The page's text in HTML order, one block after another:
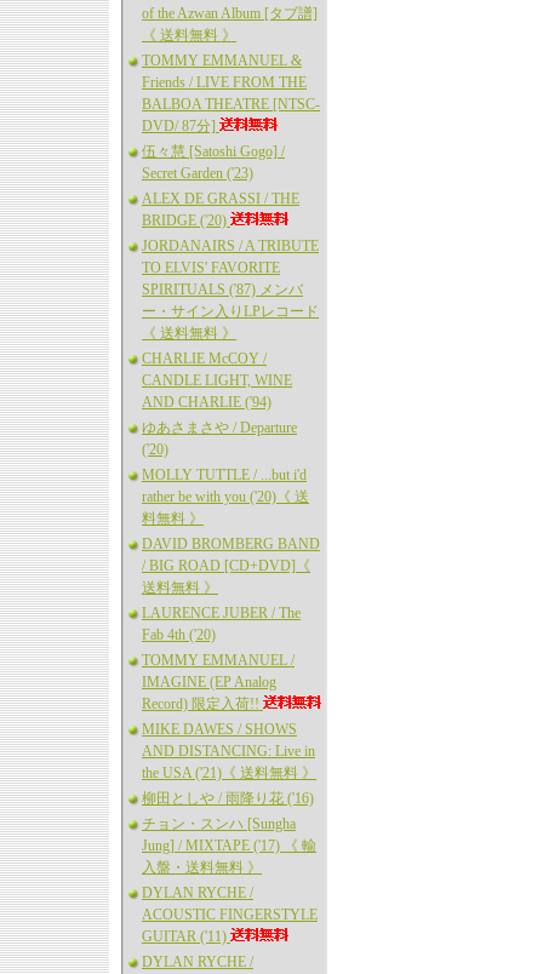
of the Azwan Album [タブ譜]
《 送料無料 》
TOMMY EMMANUEL &
Friends / LIVE FROM THE
BALBOA THEATRE [NTSC-
DVD/ 87分]
伍々慧 [Satoshi Gogo] /
Secret Garden ('23)
ALEX DE GRASSI / THE
BRIDGE ('20)
JORDANAIRS / A TRIBUTE
TO ELVIS' FAVORITE
SPIRITUALS ('87) メンバ
ー・サイン入りLPレコード
《 送料無料 》
CHARLIE McCOY /
CANDLE LIGHT, WINE
AND CHARLIE ('94)
ゆあさまさや / Departure
('20)
MOLLY TUTTLE / ...but i'd
rather be with you ('20)《 送
料無料 》
DAVID BROMBERG BAND
/ BIG ROAD [CD+DVD]《
送料無料 》
LAURENCE JUBER / The
Fab 4th ('20)
TOMMY EMMANUEL /
IMAGINE (EP Analog
Record) 限定入荷!!
MIKE DAWES / SHOWS
AND DISTANCING: Live in
the USA ('21)《 送料無料 》
柳田としや / 雨降り花 ('16)
チョン・スンハ [Sungha
Jung] / MIXTAPE ('17) 《 輸
入盤・送料無料 》
DYLAN RYCHE /
ACOUSTIC FINGERSTYLE
GUITAR ('11)
DYLAN RYCHE /